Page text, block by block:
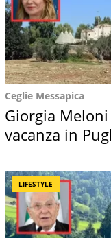
Ceglie Messapica
Giorgia
vacanza in
LIFESTYLE